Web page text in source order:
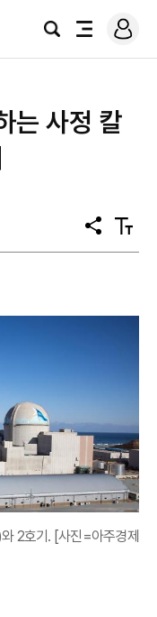
검
전
로
그
는 사정 칼
공
유
텍
스
2호기. [사진=아주경제